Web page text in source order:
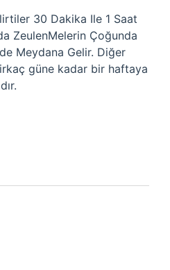
30 Dakika Ile 1 Saat
ZeulenMelerin Çoğunda
Meydana Gelir. Diğer
güne kadar bir haftaya